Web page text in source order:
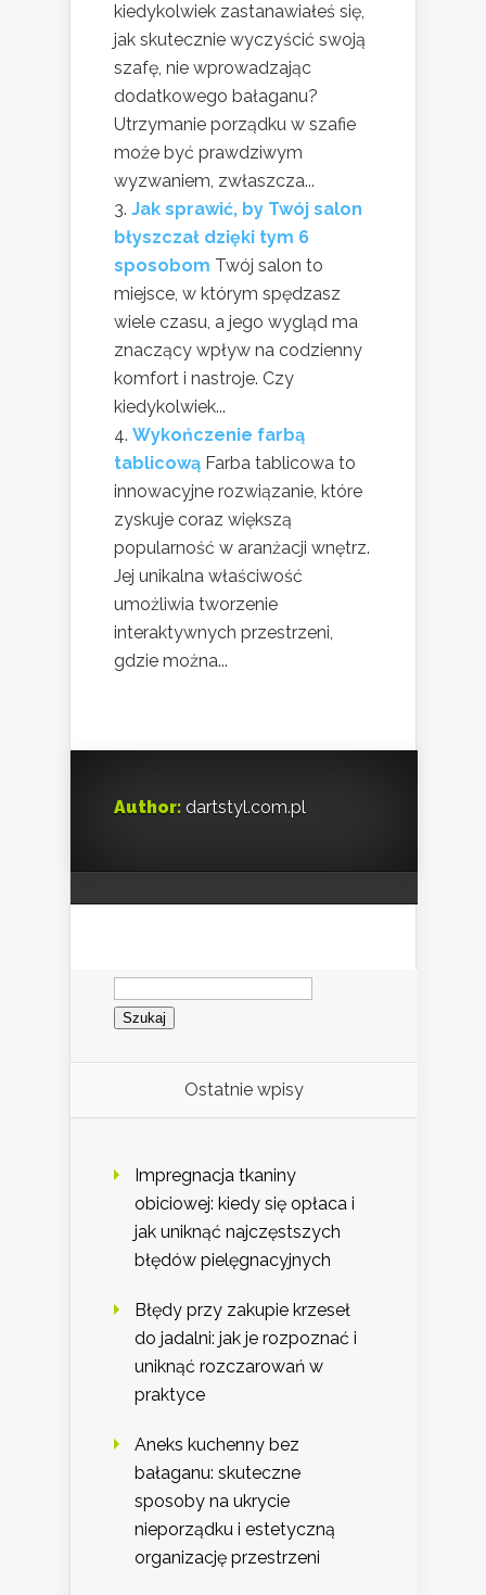
kiedykolwiek zastanawiałeś się,
jak skutecznie wyczyścić swoją
szafę, nie wprowadzając
dodatkowego bałaganu?
Utrzymanie porządku w szafie
może być prawdziwym
wyzwaniem, zwłaszcza...
Jak sprawić, by Twój salon
błyszczał dzięki tym 6
sposobom Twój salon to
miejsce, w którym spędzasz
wiele czasu, a jego wygląd ma
znaczący wpływ na codzienny
komfort i nastroje. Czy
kiedykolwiek...
Wykończenie farbą
tablicową Farba tablicowa to
innowacyjne rozwiązanie, które
zyskuje coraz większą
popularność w aranżacji wnętrz.
Jej unikalna właściwość
umożliwia tworzenie
interaktywnych przestrzeni,
gdzie można...
Author: dartstyl.com.pl
Szukaj:
Ostatnie wpisy
Impregnacja tkaniny
obiciowej: kiedy się opłaca i
jak uniknąć najczęstszych
błędów pielęgnacyjnych
Błędy przy zakupie krzeseł
do jadalni: jak je rozpoznać i
uniknąć rozczarowań w
praktyce
Aneks kuchenny bez
bałaganu: skuteczne
sposoby na ukrycie
nieporządku i estetyczną
organizację przestrzeni